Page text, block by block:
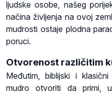
ljudske osobe, našeg
načina življenja na ovoj
mudrosti ostaje plodna
poruci.
Otvorenost različitim
Međutim, biblijski i
mudro otvoriti da primi,